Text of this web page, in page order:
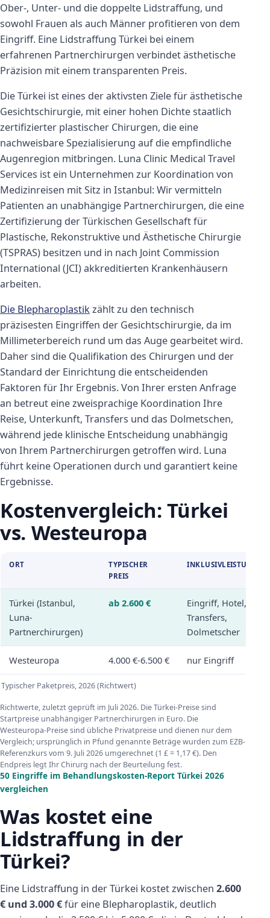
Ober-, Unter- und die doppelte Lidstraffung, und
sowohl Frauen als auch Männer profitieren von dem
Eingriff. Eine Lidstraffung Türkei bei einem
erfahrenen Partnerchirurgen verbindet ästhetische
Präzision mit einem transparenten Preis.
Die Türkei ist eines der aktivsten Ziele für ästhetische
Gesichtschirurgie, mit einer hohen Dichte staatlich
zertifizierter plastischer Chirurgen, die eine
nachweisbare Spezialisierung auf die empfindliche
Augenregion mitbringen. Luna Clinic Medical Travel
Services ist ein Unternehmen zur Koordination von
Medizinreisen mit Sitz in Istanbul: Wir vermitteln
Patienten an unabhängige Partnerchirurgen, die eine
Zertifizierung der Türkischen Gesellschaft für
Plastische, Rekonstruktive und Ästhetische Chirurgie
(TSPRAS) besitzen und in nach Joint Commission
International (JCI) akkreditierten Krankenhäusern
arbeiten.
Die Blepharoplastikzählt zu den technisch
präzisesten Eingriffen der Gesichtschirurgie, da im
Millimeterbereich rund um das Auge gearbeitet wird.
Daher sind die Qualifikation des Chirurgen und der
Standard der Einrichtung die entscheidenden
Faktoren für Ihr Ergebnis. Von Ihrer ersten Anfrage
an betreut eine zweisprachige Koordination Ihre
Reise, Unterkunft, Transfers und das Dolmetschen,
während jede klinische Entscheidung unabhängig
von Ihrem Partnerchirurgen getroffen wird. Luna
führt keine Operationen durch und garantiert keine
Ergebnisse.
Kostenvergleich: Türkei
vs. Westeuropa
Typischer Paketpreis, 2026 (Richtwert)
ORT
TYPISCHER
PREIS
INKLUSIVLEISTUNGEN
Türkei (Istanbul,
Luna-
Partnerchirurgen)
ab 2.600 €
Eingriff, Hotel,
Transfers,
Dolmetscher
Westeuropa 4.000 €-6.500 € nur Eingriff
Richtwerte, zuletzt geprüft im Juli 2026. Die Türkei-Preise sind
Startpreise unabhängiger Partnerchirurgen in Euro. Die
Westeuropa-Preise sind übliche Privatpreise und dienen nur dem
Vergleich; ursprünglich in Pfund genannte Beträge wurden zum EZB-
Referenzkurs vom 9. Juli 2026 umgerechnet (1 £ = 1,17 €). Den
Endpreis legt Ihr Chirurg nach der Beurteilung fest.
50 Eingriffe im Behandlungskosten-Report Türkei 2026
vergleichen
Was kostet eine
Lidstraffung in der
Türkei?
Eine Lidstraffung in der Türkei kostet zwischen 2.600
€ und 3.000 €für eine Blepharoplastik, deutlich